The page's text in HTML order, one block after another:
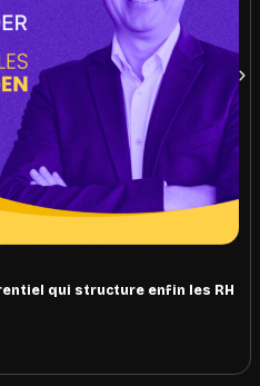
qui structure enfin les RH